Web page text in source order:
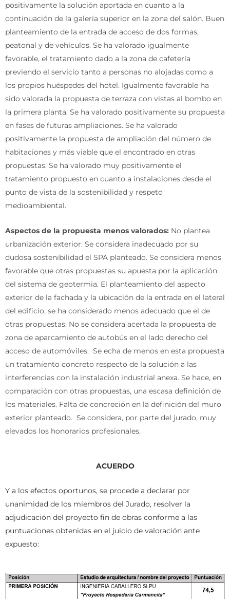
positivamente la solución aportada en cuanto a la
continuación de la galería superior en la zona del salón. Buen
planteamiento de la entrada de acceso de dos formas,
peatonal y de vehículos. Se ha valorado igualmente
favorable, el tratamiento dado a la zona de cafetería
previendo el servicio tanto a personas no alojadas como a
los propios huéspedes del hotel. Igualmente favorable ha
sido valorada la propuesta de terraza con vistas al bombo en
la primera planta. Se ha valorado positivamente su propuesta
en fases de futuras ampliaciones. Se ha valorado
positivamente la propuesta de ampliación del número de
habitaciones y más viable que el encontrado en otras
propuestas. Se ha valorado muy positivamente el
tratamiento propuesto en cuanto a instalaciones desde el
punto de vista de la sostenibilidad y respeto
medioambiental.
Aspectos de la propuesta menos valorados: No plantea
urbanización exterior. Se considera inadecuado por su
dudosa sostenibilidad el SPA planteado. Se considera menos
favorable que otras propuestas su apuesta por la aplicación
del sistema de geotermia. El planteamiento del aspecto
exterior de la fachada y la ubicación de la entrada en el lateral
del edificio, se ha considerado menos adecuado que el de
otras propuestas. No se considera acertada la propuesta de
zona de aparcamiento de autobús en el lado derecho del
acceso de automóviles. Se echa de menos en esta propuesta
un tratamiento concreto respecto de la solución a las
interferencias con la instalación industrial anexa. Se hace, en
comparación con otras propuestas, una escasa definición de
los materiales. Falta de concreción en la definición del muro
exterior planteado. Se considera, por parte del jurado, muy
elevados los honorarios profesionales.
ACUERDO
Y a los efectos oportunos, se procede a declarar por
unanimidad de los miembros del Jurado, resolver la
adjudicación del proyecto fin de obras conforme a las
puntuaciones obtenidas en el juicio de valoración ante
expuesto: